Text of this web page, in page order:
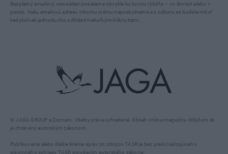
© JAGA GROUP a Zoznam. Všetky práva vyhradené. Obsah online magazínu Môjdom.sk
je chránený autorským zákonom.
Publikovanie alebo ďalšie šírenie správ zo zdrojov TASR je bez predchádzajúceho
písomného súhlasu TASR porušením autorského zákona.
Bezplatný emailový newsletter posielame obvykle ku koncu týždňa – vo štvrtok alebo v
piatok. Vašu emailovú adresu nikomu inému neposkytneme a z odberu sa budete môcť
kedykoľvek jednoducho odhlásiť niekoľkými kliknutiami.